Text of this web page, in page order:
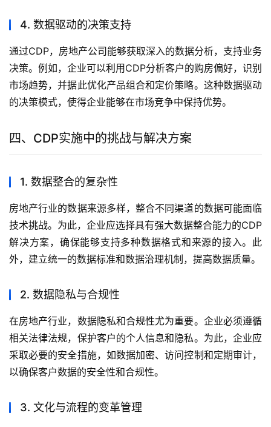
4. 数据驱动的决策支持
通过CDP，房地产公司能够获取深入的数据分析，支持业务
决策。例如，企业可以利用CDP分析客户的购房偏好，识别
市场趋势，并据此优化产品组合和定价策略。这种数据驱动
的决策模式，使得企业能够在市场竞争中保持优势。
四、CDP实施中的挑战与解决方案
1. 数据整合的复杂性
房地产行业的数据来源多样，整合不同渠道的数据可能面临
技术挑战。为此，企业应选择具有强大数据整合能力的CDP
解决方案，确保能够支持多种数据格式和来源的接入。此
外，建立统一的数据标准和数据治理机制，提高数据质量。
2. 数据隐私与合规性
在房地产行业，数据隐私和合规性尤为重要。企业必须遵循
相关法律法规，保护客户的个人信息和隐私。为此，企业应
采取必要的安全措施，如数据加密、访问控制和定期审计，
以确保客户数据的安全性和合规性。
3. 文化与流程的变革管理